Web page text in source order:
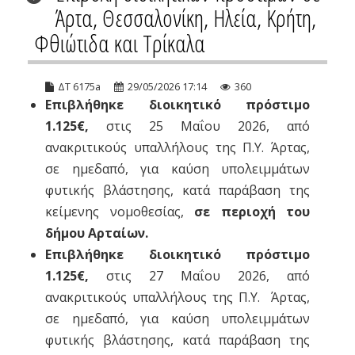
Άρτα, Θεσσαλονίκη, Ηλεία, Κρήτη,
Φθιώτιδα και Τρίκαλα
ΔΤ 6175a 29/05/2026 17:14 360
Επιβλήθηκε διοικητικό πρόστιμο
1.125€, στις 25 Μαΐου 2026, από
ανακριτικούς υπαλλήλους της Π.Υ. Άρτας,
σε ημεδαπό, για καύση υπολειμμάτων
φυτικής βλάστησης, κατά παράβαση της
κείμενης νομοθεσίας, σε περιοχή του
δήμου Αρταίων.
Επιβλήθηκε διοικητικό πρόστιμο
1.125€, στις 27 Μαΐου 2026, από
ανακριτικούς υπαλλήλους της Π.Υ. Άρτας,
σε ημεδαπό, για καύση υπολειμμάτων
φυτικής βλάστησης, κατά παράβαση της